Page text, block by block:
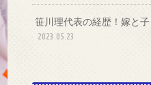
笹川理代表の経歴！嫁と子
2023.05.23